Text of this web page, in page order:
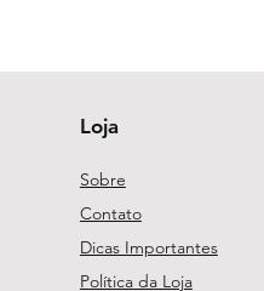
Loja
Sobre
Contato
Dicas Importantes
Política da Loja